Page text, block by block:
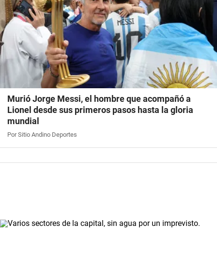
Murió Jorge Messi, el hombre que acompañó a
Lionel desde sus primeros pasos hasta la gloria
mundial
Por Sitio Andino Deportes